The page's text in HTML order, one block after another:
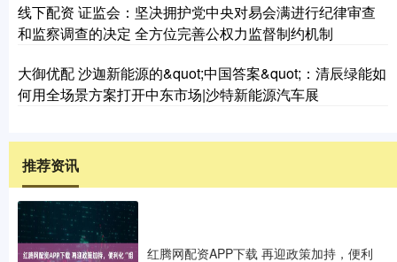
线下配资 证监会：坚决拥护党中央对易会满进行纪律审查
和监察调查的决定 全方位完善公权力监督制约机制
大御优配 沙迦新能源的&quot;中国答案&quot;：清辰绿能如
何用全场景方案打开中东市场|沙特新能源汽车展
推荐资讯
红腾网配资APP下载 再迎政策加持，便利